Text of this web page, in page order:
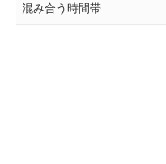
混み合う時間帯